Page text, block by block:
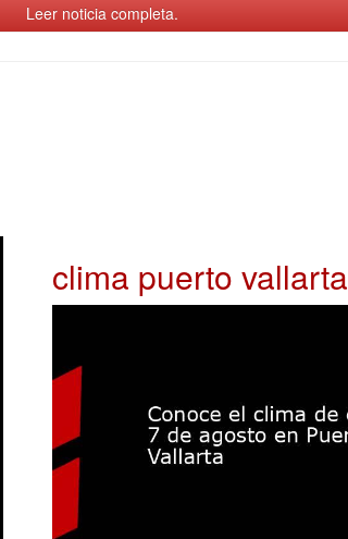
Leer noticia completa.
clima puerto vallarta